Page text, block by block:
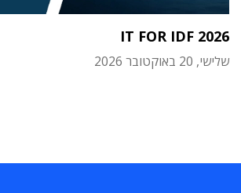
IT FOR IDF 2026
שלישי, 20 באוקטובר 2026